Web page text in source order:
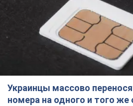
Украинцы массово
номера на одного и того же